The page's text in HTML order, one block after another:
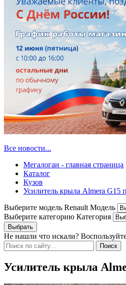
Все новости...
Мегалоган - главная страница
Каталог
Кузов
Усилитель крыла Almera G15
Выберите модель Renault Модель
Выберите категорию Категория
Не нашли что искали?
Усилитель крыла